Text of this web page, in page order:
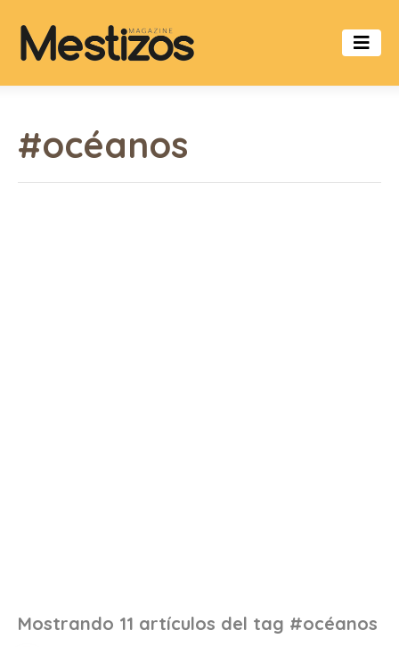
#océanos
Mostrando 11 artículos del tag #océanos